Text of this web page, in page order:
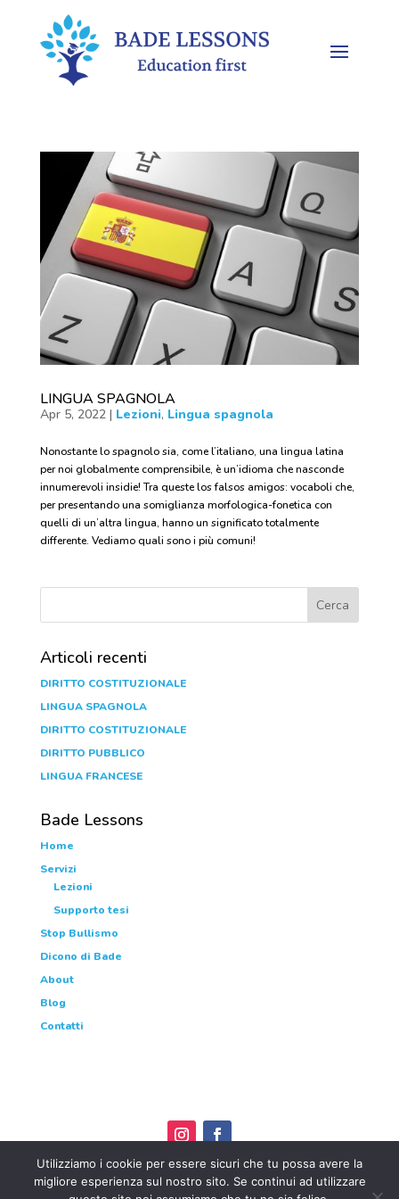
LINGUA SPAGNOLA
Apr 5, 2022| Lezioni, Lingua spagnola
Nonostante lo spagnolo sia, come l’italiano, una lingua latina
per noi globalmente comprensibile, è un’idioma che nasconde
innumerevoli insidie! Tra queste los falsos amigos: vocaboli che,
per presentando una somiglianza morfologica-fonetica con
quelli di un’altra lingua, hanno un significato totalmente
differente. Vediamo quali sono i più comuni!
Articoli recenti
DIRITTO COSTITUZIONALE
LINGUA SPAGNOLA
DIRITTO COSTITUZIONALE
DIRITTO PUBBLICO
LINGUA FRANCESE
Bade Lessons
Home
Servizi
Lezioni
Supporto tesi
Stop Bullismo
Dicono di Bade
About
Blog
Contatti
FRANCESCA dott.ssa OBERTI • P.IVA 04520510167 •Termini e
Utilizziamo i cookie per essere sicuri che tu possa avere la
migliore esperienza sul nostro sito. Se continui ad utilizzare